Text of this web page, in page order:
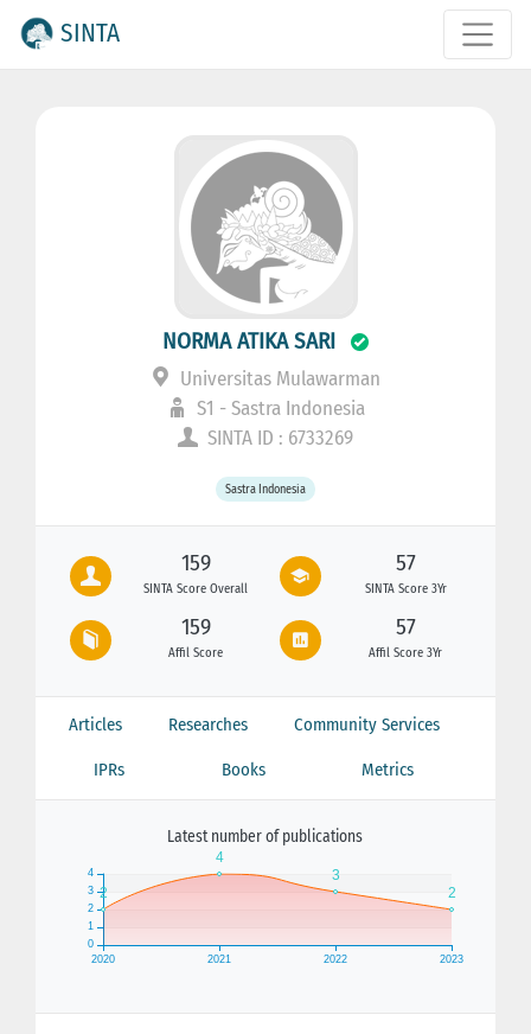
SINTA
NORMA ATIKA SARI
Universitas Mulawarman
S1 - Sastra Indonesia
SINTA ID : 6733269
Sastra Indonesia
159
SINTA Score Overall
57
SINTA Score 3Yr
159
Affil Score
57
Affil Score 3Yr
Articles Researches Community Services
IPRs Books Metrics
Latest number of publications